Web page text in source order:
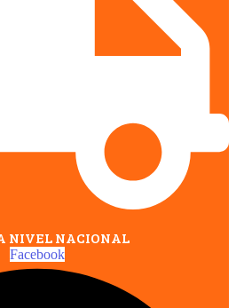
NIVEL NACIONAL
Facebook